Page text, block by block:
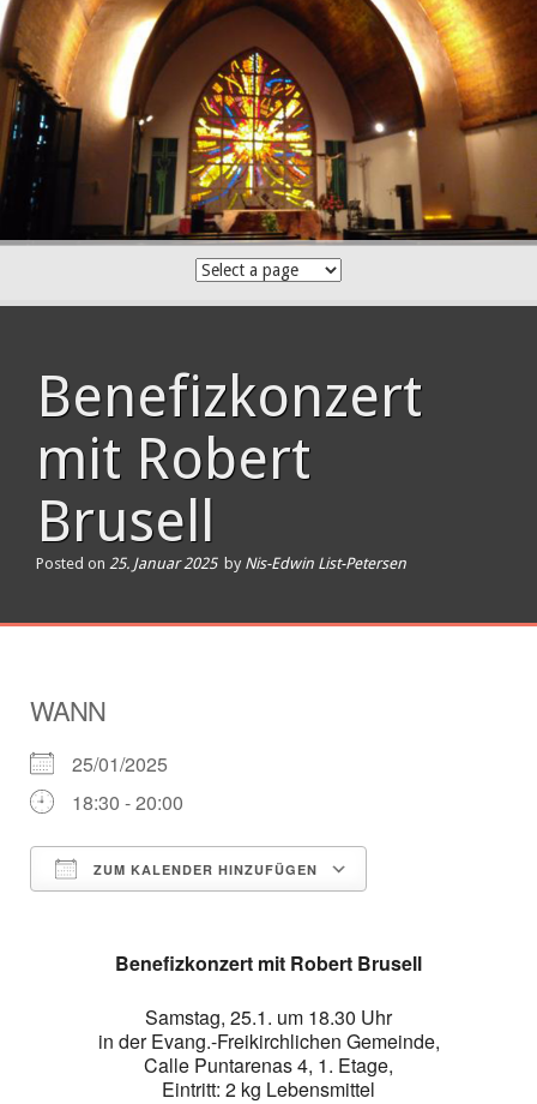
Skip
to
content
Benefizkonzert
mit Robert
Brusell
Posted on 25. Januar 2025 by Nis-Edwin List-Petersen
WANN
25/01/2025
18:30 - 20:00
ZUM KALENDER HINZUFÜGEN
Benefizkonzert mit Robert Brusell
Samstag, 25.1. um 18.30 Uhr
in der Evang.-Freikirchlichen Gemeinde,
Calle Puntarenas 4, 1. Etage,
Eintritt: 2 kg Lebensmittel